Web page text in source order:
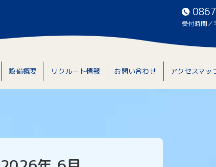
受付時間
設備概要 リクルート情報 お問い合わせ アクセスマッ